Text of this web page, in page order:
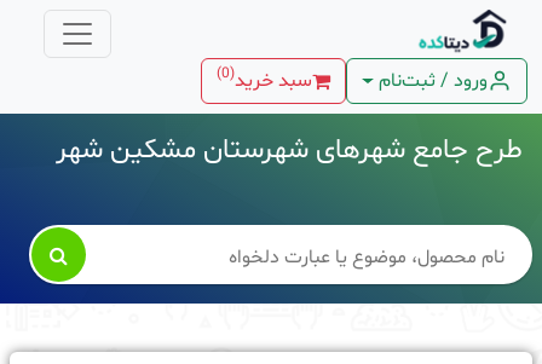
ورود / ثبت‌نام سبد خرید(
0
)
طرح جامع شهرهای شهرستان مشکین شهر
